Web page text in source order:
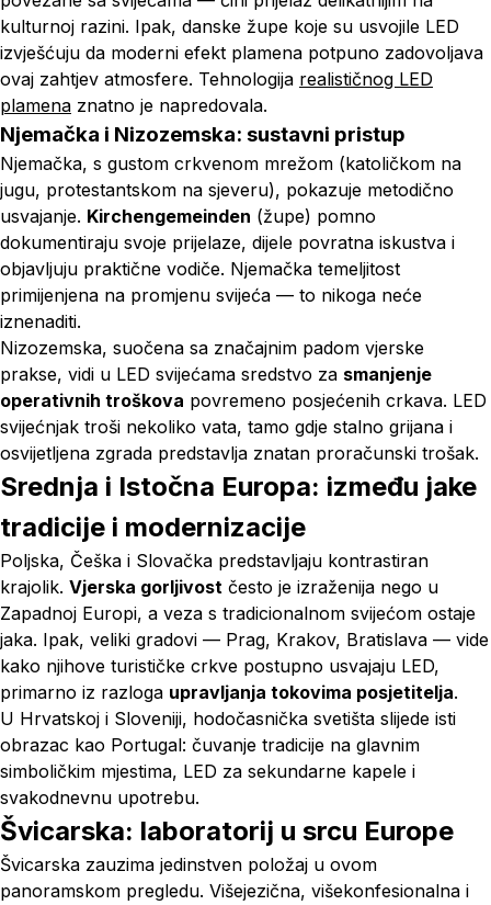
kulturnoj razini. Ipak, danske župe koje su usvojile LED
izvješćuju da moderni efekt plamena potpuno zadovoljava
ovaj zahtjev atmosfere. Tehnologija realističnog LED
plamena znatno je napredovala.
Njemačka i Nizozemska: sustavni pristup
Njemačka, s gustom crkvenom mrežom (katoličkom na
jugu, protestantskom na sjeveru), pokazuje metodično
usvajanje. Kirchengemeinden (župe) pomno
dokumentiraju svoje prijelaze, dijele povratna iskustva i
objavljuju praktične vodiče. Njemačka temeljitost
primijenjena na promjenu svijeća — to nikoga neće
iznenaditi.
Nizozemska, suočena sa značajnim padom vjerske
prakse, vidi u LED svijećama sredstvo za smanjenje
operativnih troškova povremeno posjećenih crkava. LED
svijećnjak troši nekoliko vata, tamo gdje stalno grijana i
osvijetljena zgrada predstavlja znatan proračunski trošak.
Srednja i Istočna Europa: između jake
tradicije i modernizacije
Poljska, Češka i Slovačka predstavljaju kontrastiran
krajolik. Vjerska gorljivost često je izraženija nego u
Zapadnoj Europi, a veza s tradicionalnom svijećom ostaje
jaka. Ipak, veliki gradovi — Prag, Krakov, Bratislava — vide
kako njihove turističke crkve postupno usvajaju LED,
primarno iz razloga upravljanja tokovima posjetitelja.
U Hrvatskoj i Sloveniji, hodočasnička svetišta slijede isti
obrazac kao Portugal: čuvanje tradicije na glavnim
simboličkim mjestima, LED za sekundarne kapele i
svakodnevnu upotrebu.
Švicarska: laboratorij u srcu Europe
Švicarska zauzima jedinstven položaj u ovom
panoramskom pregledu. Višejezična, višekonfesionalna i